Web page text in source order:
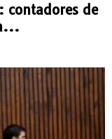
contadores de